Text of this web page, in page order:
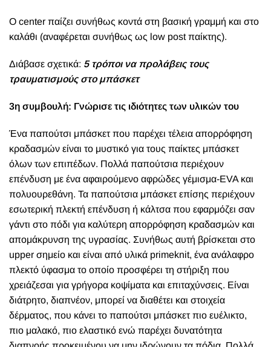
Ο center παίζει συνήθως κοντά στη βασική γραμμή και στο
καλάθι (αναφέρεται συνήθως ως low post παίκτης).
Διάβασε σχετικά: 5 τρόποι να προλάβεις τους
τραυματισμούς στο μπάσκετ
3η συμβουλή: Γνώρισε τις ιδιότητες των υλικών του
Ένα παπούτσι μπάσκετ που παρέχει τέλεια απορρόφηση
κραδασμών είναι το μυστικό για τους παίκτες μπάσκετ
όλων των επιπέδων. Πολλά παπούτσια περιέχουν
επένδυση με ένα αφαιρούμενο αφρώδες γέμισμα-EVA και
πολυουρεθάνη. Τα παπούτσια μπάσκετ επίσης περιέχουν
εσωτερική πλεκτή επένδυση ή κάλτσα που εφαρμόζει σαν
γάντι στο πόδι για καλύτερη απορρόφηση κραδασμών και
απομάκρυνση της υγρασίας. Συνήθως αυτή βρίσκεται στο
upper σημείο και είναι από υλικά primeknit, ένα ανάλαφρο
πλεκτό ύφασμα το οποίο προσφέρει τη στήριξη που
χρειάζεσαι για γρήγορα κοψίματα και επιταχύνσεις. Είναι
διάτρητο, διαπνέον, μπορεί να διαθέτει και στοιχεία
δέρματος, που κάνει το παπούτσι μπάσκετ πιο ευέλικτο,
πιο μαλακό, πιο ελαστικό ενώ παρέχει δυνατότητα